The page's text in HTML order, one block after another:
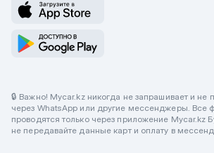
🔒 Важно! Mycar.kz никогда не запрашивает и не
через WhatsApp или другие мессенджеры. Все
проводятся только через приложение Mycar.kz
не передавайте данные карт и оплату в